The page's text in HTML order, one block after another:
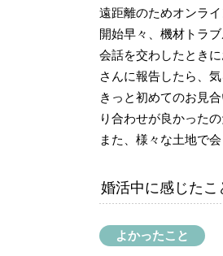
遠距離のためオンラ
開始早々、機材トラ
会話を交わしたとき
さんに報告したら、
きっと初めてのお見
り合わせが良かったの
また、様々な土地で
婚活中に感じた
よかったこと